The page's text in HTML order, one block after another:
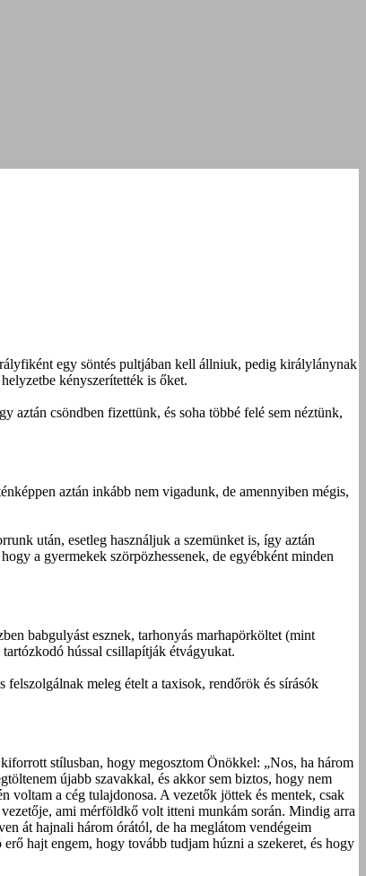
egy söntés pultjában kell állniuk, pedig királylánynak
kényszerítették is őket.
aztán csöndben fizettünk, és soha többé felé sem néztünk,
aztán inkább nem vigadunk, de amennyiben mégis,
után, esetleg használjuk a szemünket is, így aztán
a gyermekek szörpözhessenek, de egyébként minden
babgulyást esznek, tarhonyás marhapörköltet (mint
hússal csillapítják étvágyukat.
meleg ételt a taxisok, rendőrök és sírásók
stílusban, hogy megosztom Önökkel: „Nos, ha három
újabb szavakkal, és akkor sem biztos, hogy nem
voltam a cég tulajdonosa. A vezetők jöttek és mentek, csak
ami mérföldkő volt itteni munkám során. Mindig arra
át hajnali három órától, de ha meglátom vendégeim
hajt engem, hogy tovább tudjam húzni a szekeret, és hogy